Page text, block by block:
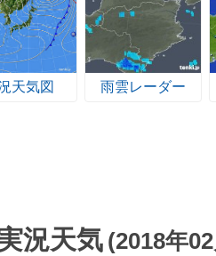
天気図 雨雲レーダー
況天気 (2018年